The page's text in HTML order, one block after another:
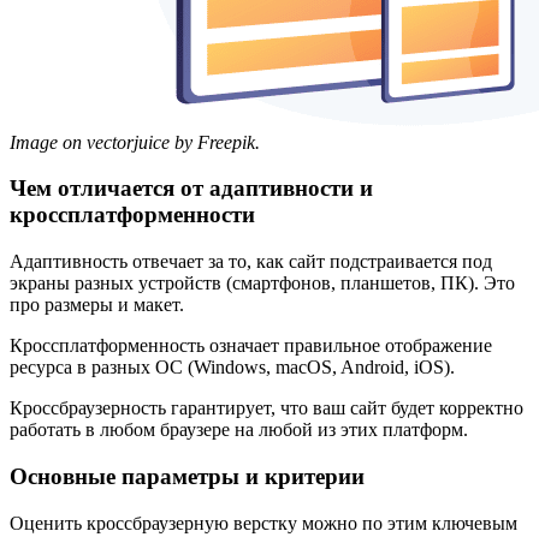
Image on vectorjuice by Freepik.
Чем отличается от адаптивности и
кроссплатформенности
Адаптивность отвечает за то, как сайт подстраивается под
экраны разных устройств (смартфонов, планшетов, ПК). Это
про размеры и макет.
Кроссплатформенность означает правильное отображение
ресурса в разных ОС (Windows, macOS, Android, iOS).
Кроссбраузерность гарантирует, что ваш сайт будет корректно
работать в любом браузере на любой из этих платформ.
Основные параметры и критерии
Оценить кроссбраузерную верстку можно по этим ключевым